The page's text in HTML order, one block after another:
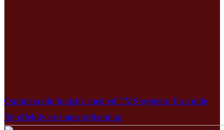
Optimera din logistik med ett TMS-system: En guide
för effektivare transportledning